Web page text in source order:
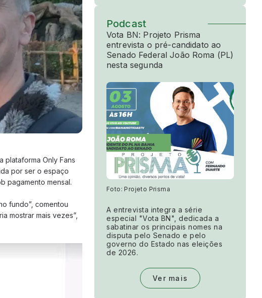
plataforma Only Fans
por ser o espaço
pagamento mensal.
fundo”, comentou
mostrar mais vezes”,
Podcast
Vota BN: Projeto Prisma
entrevista o pré-candidato ao
Senado Federal João Roma (PL)
nesta segunda
Foto: Projeto Prisma
A entrevista integra a série
especial "Vota BN", dedicada a
sabatinar os principais nomes na
disputa pelo Senado e pelo
governo do Estado nas eleições
de 2026.
Ver mais